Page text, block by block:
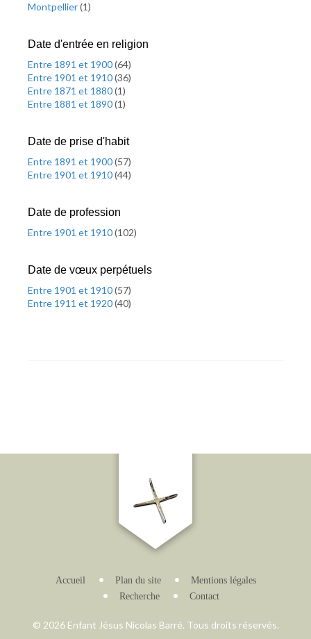
Montpellier(1)
Date d'entrée en religion
Entre 1891 et 1900(64)
Entre 1901 et 1910(36)
Entre 1871 et 1880(1)
Entre 1881 et 1890(1)
Date de prise d'habit
Entre 1891 et 1900(57)
Entre 1901 et 1910(44)
Date de profession
Entre 1901 et 1910(102)
Date de vœux perpétuels
Entre 1901 et 1910(57)
Entre 1911 et 1920(40)
Accueil Plan du site
Mentions légales
Recherche
Contact
© 2026 Enfant Jésus Nicolas Barré. Tous droits réservés.